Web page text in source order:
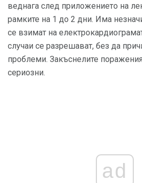
веднага след приложението на
рамките на 1 до 2 дни. Има
се взимат на
случаи се разрешават, без да
проблеми. Закъснелите
сериозни.
ad